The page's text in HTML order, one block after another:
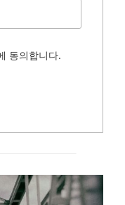
동의합니다.